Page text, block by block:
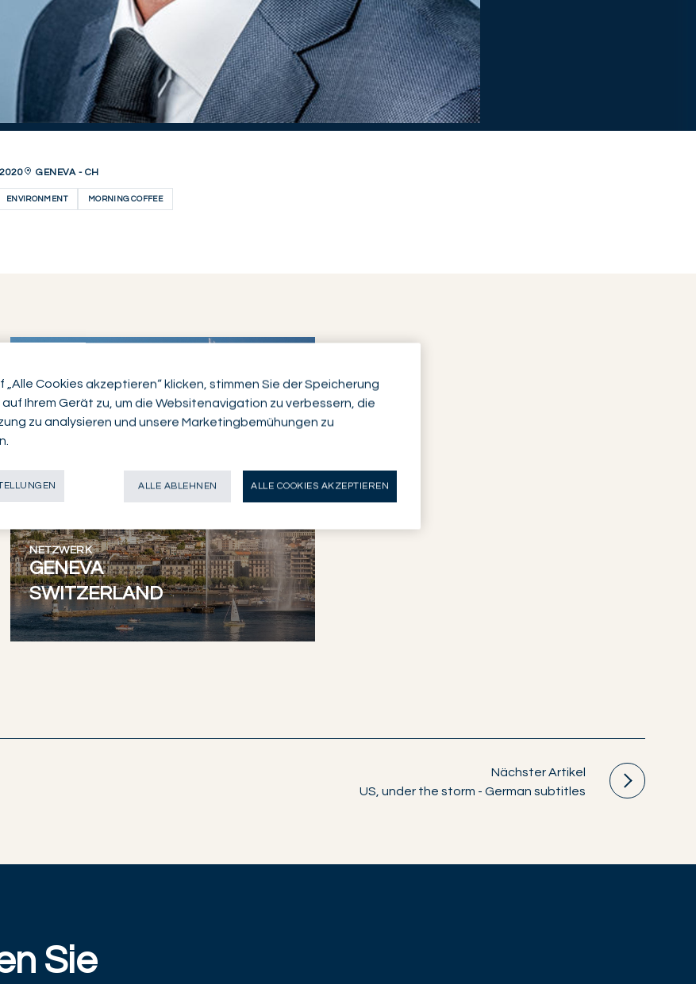
GENEVA - CH
ENVIRONMENT MORNING COFFEE
NETZWERK
GENEVA
SWITZERLAND
Nächster Artikel
US, under the storm - German subtitles
Sie
„Alle Cookies akzeptieren“ klicken, stimmen Sie der Speicherung
Ihrem Gerät zu, um die Websitenavigation zu verbessern, die
zu analysieren und unsere Marketingbemühungen zu
ALLE ABLEHNEN ALLE COOKIES AKZEPTIEREN